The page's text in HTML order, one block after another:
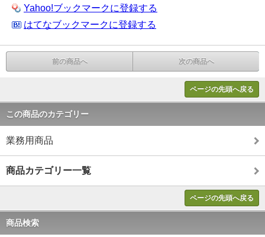
Yahoo!ブックマークに登録する
はてなブックマークに登録する
前の商品へ 次の商品へ
ページの先頭へ戻る
この商品のカテゴリー
業務用商品
商品カテゴリー一覧
ページの先頭へ戻る
商品検索